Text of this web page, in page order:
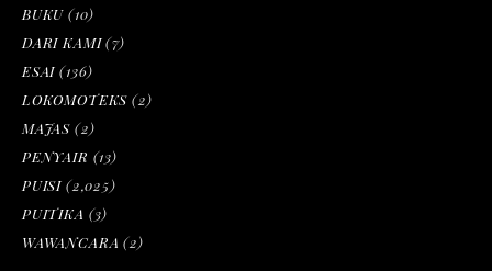
BUKU (10)
DARI KAMI(7)
ESAI (136)
LOKOMOTEKS (2)
MAJAS (2)
PENYAIR (13)
PUISI (2,025)
PUITIKA (3)
WAWANCARA (2)